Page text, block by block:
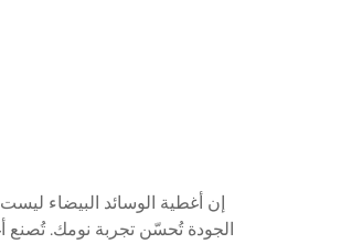
إن أغطية الوسائد البيضاء
الجودة تُحسّن تجربة نومك. تُصنع